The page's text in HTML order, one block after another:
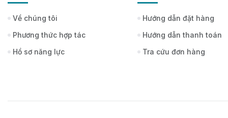
Về chúng tôi
Phương thức hợp tác
Hồ sơ năng lực
Hướng dẫn đặt hàng
Hướng dẫn thanh toán
Tra cứu đơn hàng